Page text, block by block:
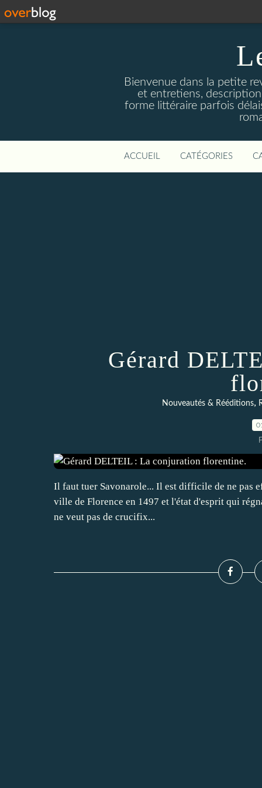
Bienvenue dans la petite
et entretiens,
forme littéraire parfois
ACCUEIL CATÉGORIES
Gérard
Nouveautés & Rééditions,
Il faut tuer Savonarole... Il est difficile de ne pas
ville de Florence en 1497 et l'état d'esprit qui
ne veut pas de crucifix...